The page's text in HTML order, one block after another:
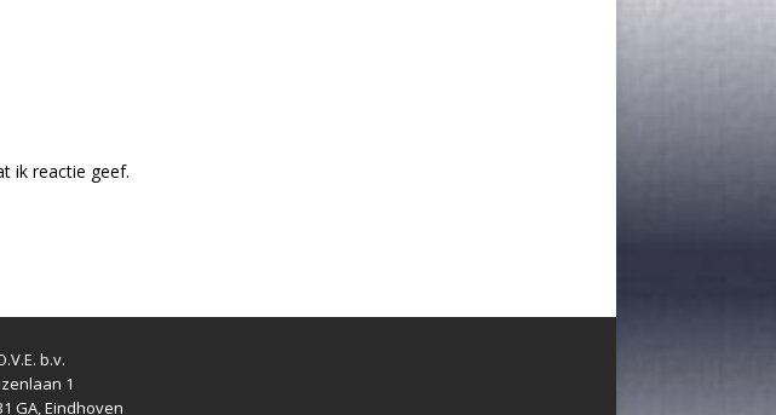
ik reactie geef.
b.v.
1
GA, Eindhoven